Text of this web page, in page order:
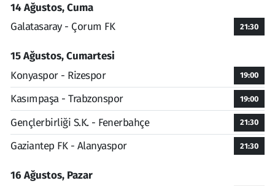
14 Ağustos, Cuma
Galatasaray - Çorum FK
21:30
15 Ağustos, Cumartesi
Konyaspor - Rizespor
19:00
Kasımpaşa - Trabzonspor 19:00
Gençlerbirliği S.K. - Fenerbahçe 21:30
Gaziantep FK - Alanyaspor 21:30
16 Ağustos, Pazar